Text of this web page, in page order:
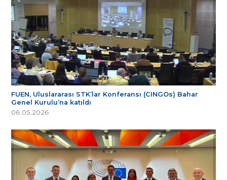
FUEN, Uluslararası STK’lar Konferansı (CINGOs) Bahar
Genel Kurulu’na katıldı
06.05.2026